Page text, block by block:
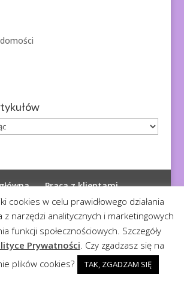
Praca z klientami
Polityka prywatności
Duszy| Kopiowanie zabronione
- Narzędzia dla eMarketera
cookies w celu prawidłowego działania
z narzędzi analitycznych i marketingowych
funkcji społecznościowych. Szczegóły
Prywatności. Czy zgadzasz się na
plików cookies?
TAK, ZGADZAM SIĘ